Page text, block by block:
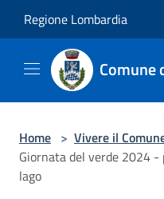
Regione Lombardia
Comune
Home > Vivere il
Giornata del verde 2024
lago